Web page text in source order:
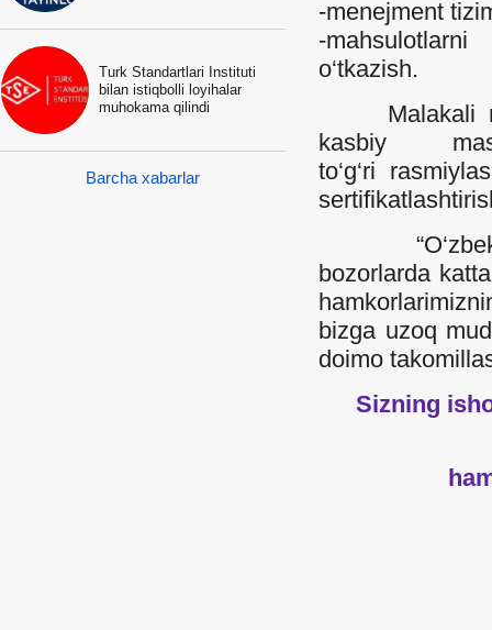
Turk Standartlari Instituti
bilan istiqbolli loyihalar
muhokama qilindi
Barcha xabarlar
-menejment
-
o‘tkazish.
Malakali
kasbiy
to‘g‘ri
“O‘zbek-
bozorlarda
bizga uzoq
doimo
Sizning